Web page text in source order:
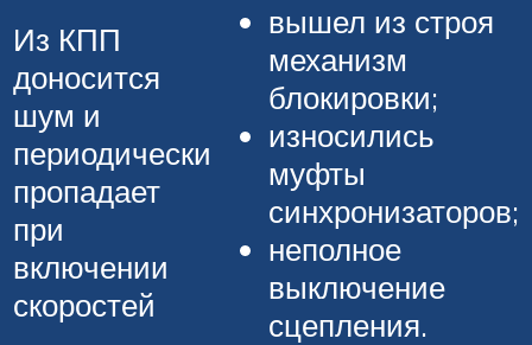
Из КПП
доносится
шум и
периодически
пропадает
при
включении
скоростей
вышел из строя
механизм
блокировки;
износились
муфты
синхронизаторов;
неполное
выключение
сцепления.